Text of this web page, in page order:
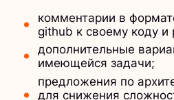
комментарии в
github к своему коду
дополнительные
имеющейся задачи;
предложения по
для снижения